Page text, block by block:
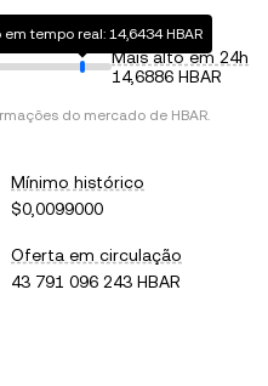
em tempo real: 14,6434 HBAR
Mais alto em 24h
14,6886 HBAR
do mercado de HBAR.
Mínimo histórico
$0,0099000
Oferta em circulação
43 791 096 243 HBAR